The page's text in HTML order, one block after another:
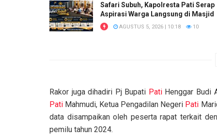
Safari Subuh, Kapolresta Pati Serap
Aspirasi Warga Langsung di Masjid
AGUSTUS 5, 2026 | 10:18 10
Rakor juga dihadiri Pj Bupati PatiHenggar Budi
Pati Mahmudi, Ketua Pengadilan Negeri Pati
data disampaikan oleh peserta rapat terkait
pemilu tahun 2024.